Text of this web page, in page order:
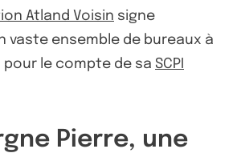
Atland Voisin signe
vaste ensemble de bureaux à
pour le compte de sa SCPI
Pierre, une